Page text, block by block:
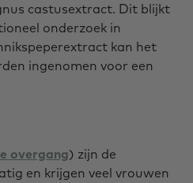
castusextract. Dit blijkt
onderzoek in
kan het
ingenomen voor een
overgang) zijn de
en krijgen veel vrouwen